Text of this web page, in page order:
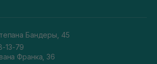
Бандеры, 45
13-79
Франка, 36